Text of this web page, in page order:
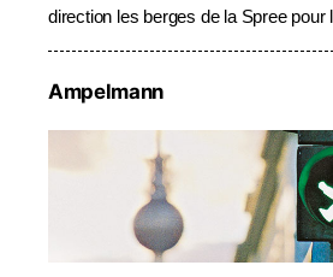
direction les berges de la Spree pour
Ampelmann